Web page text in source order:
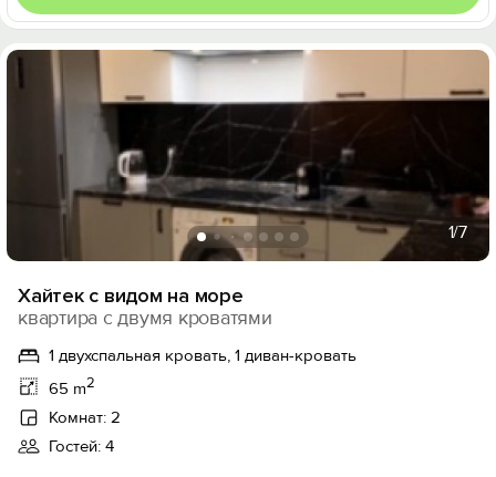
1/7
Хайтек с видом на море
квартира с двумя кроватями
1 двухспальная кровать, 1 диван-кровать
65 m2
Комнат: 2
Гостей: 4